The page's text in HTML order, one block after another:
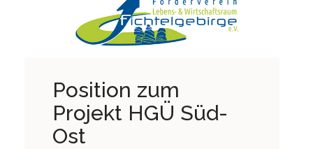
Position zum
Projekt HGÜ Süd-
Ost